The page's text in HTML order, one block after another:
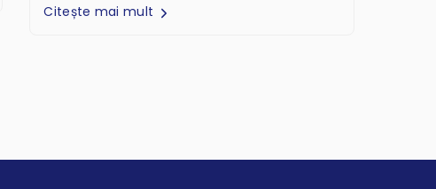
Citește mai mult